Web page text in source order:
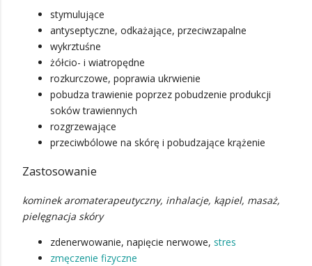
stymulujące
antyseptyczne, odkażające, przeciwzapalne
wykrztuśne
żółcio- i wiatropędne
rozkurczowe, poprawia ukrwienie
pobudza trawienie poprzez pobudzenie produkcji
soków trawiennych
rozgrzewające
przeciwbólowe na skórę i pobudzające krążenie
Zastosowanie
kominek aromaterapeutyczny, inhalacje, kąpiel, masaż,
pielęgnacja skóry
zdenerwowanie, napięcie nerwowe, stres
zmęczenie fizyczne